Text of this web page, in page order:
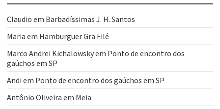
Claudio em Barbadíssimas J. H. Santos
Maria em Hamburguer Grã Filé
Marco Andrei Kichalowskyem Ponto de encontro dos
gaúchos em SP
Andi em Ponto de encontro dos gaúchos em SP
Antônio Oliveira em Meia